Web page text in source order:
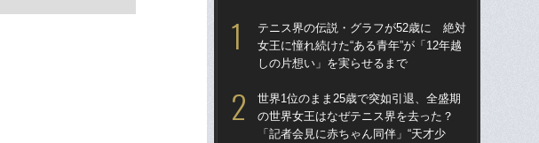
テニス界の伝説・グラフが52歳に 絶対
女王に憧れ続けた“ある青年”が「12年越
しの片想い」を実らせるまで
世界1位のまま25歳で突如引退、全盛期
の世界女王はなぜテニス界を去った？
「記者会見に赤ちゃん同伴」“天才少